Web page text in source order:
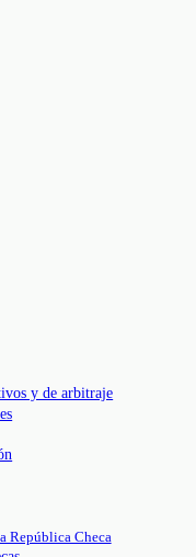
y de arbitraje
República Checa